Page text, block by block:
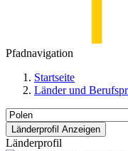
Pfadnavigation
Startseite
Länder und
Länderprofil